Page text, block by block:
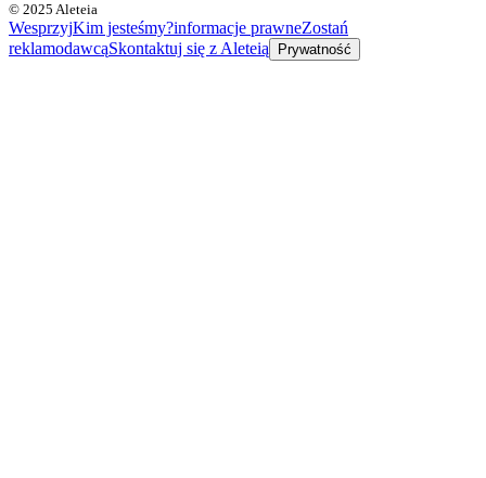
© 2025 Aleteia
WesprzyjKim jesteśmy?informacje prawneZostań
reklamodawcąSkontaktuj się z Aleteią Prywatność